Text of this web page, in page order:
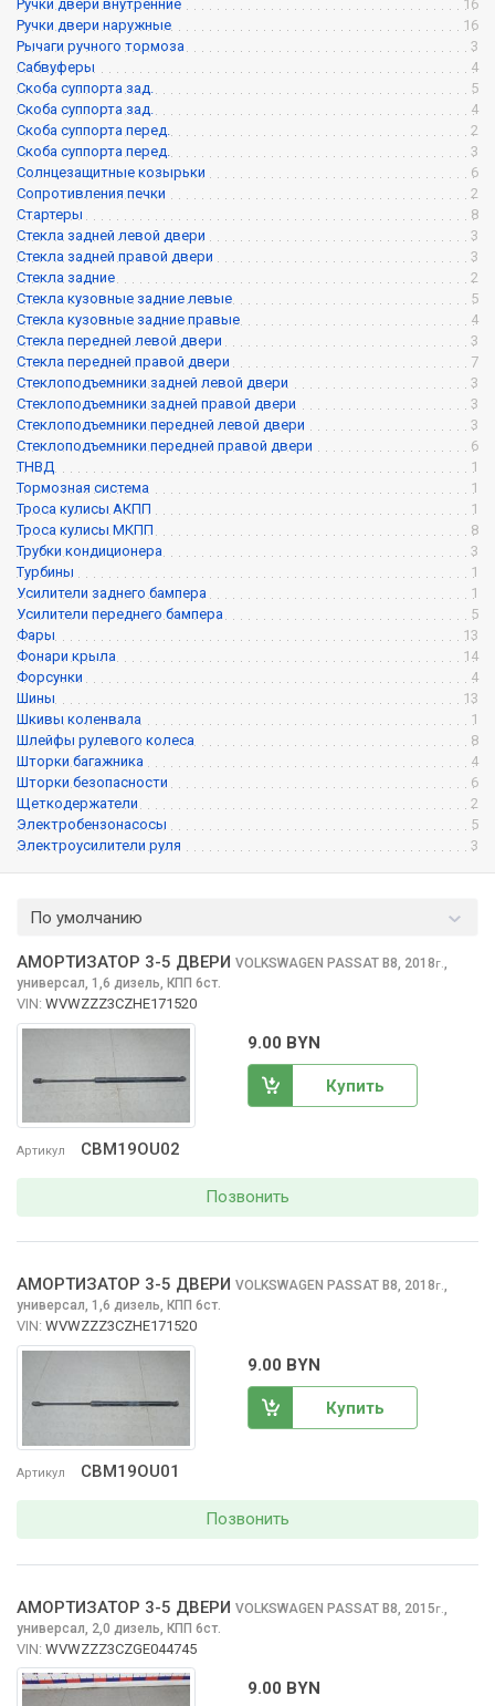
Ручки двери внутренние
16
Ручки двери наружные
16
Рычаги ручного тормоза
3
Сабвуферы
4
Скоба суппорта зад.
5
Скоба суппорта зад.
4
Скоба суппорта перед.
2
Скоба суппорта перед.
3
Солнцезащитные козырьки
6
Сопротивления печки
2
Стартеры
8
Стекла задней левой двери
3
Стекла задней правой двери
3
Стекла задние
2
Стекла кузовные задние левые
5
Стекла кузовные задние правые
4
Стекла передней левой двери
3
Стекла передней правой двери
7
Стеклоподъемники задней левой двери
3
Стеклоподъемники задней правой двери
3
Стеклоподъемники передней левой двери
3
Стеклоподъемники передней правой двери
6
ТНВД
1
Тормозная система
1
Троса кулисы АКПП
1
Троса кулисы МКПП
8
Трубки кондиционера
3
Турбины
1
Усилители заднего бампера
1
Усилители переднего бампера
5
Фары
13
Фонари крыла
14
Форсунки
4
Шины
13
Шкивы коленвала
1
Шлейфы рулевого колеса
8
Шторки багажника
4
Шторки безопасности
6
Щеткодержатели
2
Электробензонасосы
5
Электроусилители руля
3
По умолчанию
Артикул CBM19OU02
АМОРТИЗАТОР 3-5 ДВЕРИ VOLKSWAGEN PASSAT B8, 2018г.,
универсал, 1,6 дизель, КПП 6ст.
VIN: WVWZZZ3CZHE171520
9.00 BYN
Купить
Позвонить
Артикул CBM19OU01
АМОРТИЗАТОР 3-5 ДВЕРИ VOLKSWAGEN PASSAT B8, 2018г.,
универсал, 1,6 дизель, КПП 6ст.
VIN: WVWZZZ3CZHE171520
9.00 BYN
Купить
Позвонить
АМОРТИЗАТОР 3-5 ДВЕРИ VOLKSWAGEN PASSAT B8, 2015г.
универсал, 2,0 дизель, КПП 6ст.
VIN: WVWZZZ3CZGE044745
9.00 BYN